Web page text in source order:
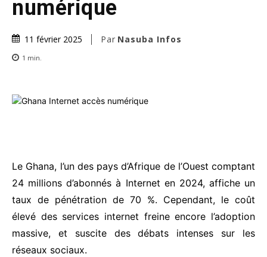
numérique
11 février 2025 Par Nasuba Infos
1 min.
Le Ghana, l’un des pays d’Afrique de l’Ouest comptant
24 millions d’abonnés à Internet en 2024, affiche un
taux de pénétration de 70 %. Cependant, le coût
élevé des services internet freine encore l’adoption
massive, et suscite des débats intenses sur les
réseaux sociaux.